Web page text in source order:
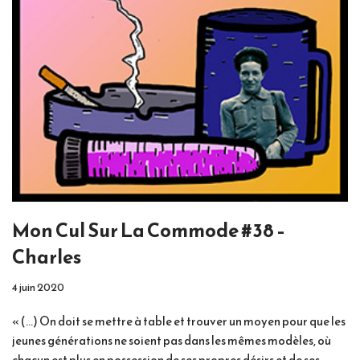
Mon Cul Sur La Commode #38 –
Charles
4 juin 2020
« (…) On doit se mettre à table et trouver un moyen pour que les
jeunes générations ne soient pas dans les mêmes modèles, où